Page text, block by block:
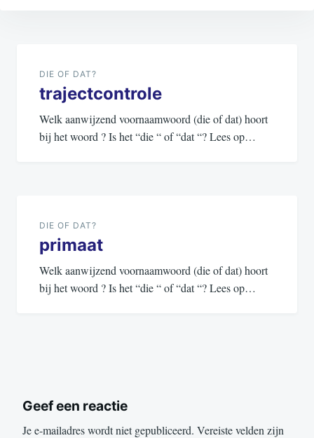
navigatie
DIE OF DAT?
trajectcontrole
Welk aanwijzend voornaamwoord (die of dat) hoort
bij het woord ? Is het “die “ of “dat “? Lees op…
DIE OF DAT?
primaat
Welk aanwijzend voornaamwoord (die of dat) hoort
bij het woord ? Is het “die “ of “dat “? Lees op…
Geef een reactie
Je e-mailadres wordt niet gepubliceerd. Vereiste velden zijn